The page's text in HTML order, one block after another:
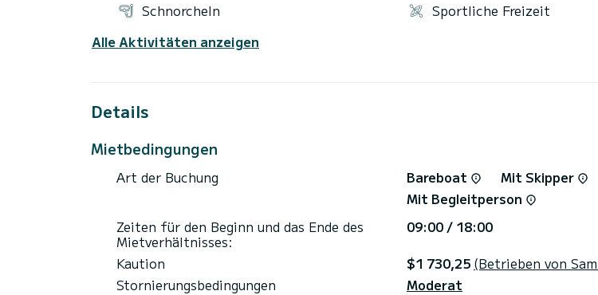
Schnorcheln
Sportliche Freizeit
Alle Aktivitäten anzeigen
Details
Mietbedingungen
Art der Buchung Bareboat
Mit Skipper
Mit Begleitperson
Zeiten für den Beginn und das Ende des
Mietverhältnisses:
09:00 / 18:00
Kaution
$1 730,25 (Betrieben von
Stornierungsbedingungen
Moderat